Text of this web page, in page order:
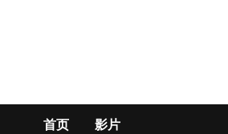
首页 影片